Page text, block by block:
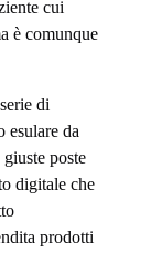
cui
è comunque
di
esulare da
poste
digitale che
prodotti